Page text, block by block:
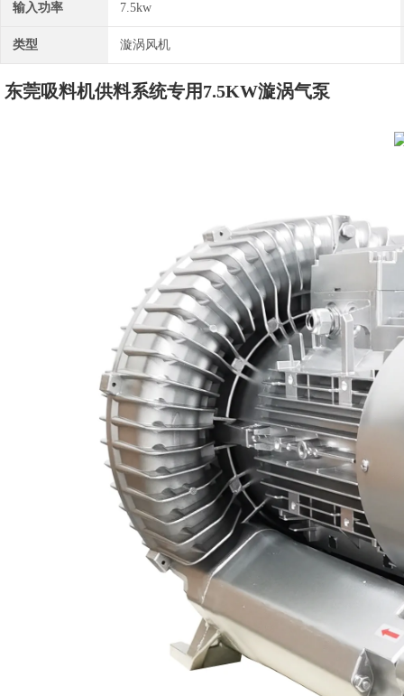
输入功率 7.5kw
类型 漩涡风机
东莞吸料机供料系统专用7.5KW漩涡气泵